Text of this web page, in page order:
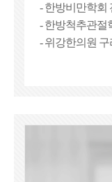
- 한방비만학회
- 한방척추관절
- 위강한의원